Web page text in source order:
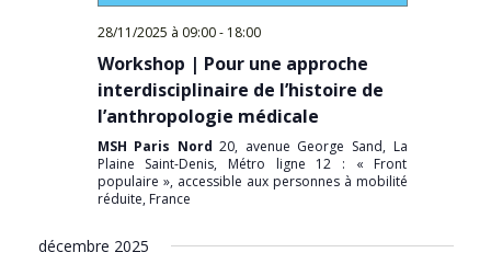
28/11/2025 à 09:00- 18:00
Workshop | Pour une approche
interdisciplinaire de l’histoire de
l’anthropologie médicale
MSH Paris Nord20, avenue George Sand, La
Plaine Saint-Denis, Métro ligne 12 : « Front
populaire », accessible aux personnes à mobilité
réduite, France
décembre 2025